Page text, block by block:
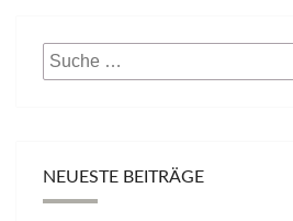
Suche
nach:
NEUESTE BEITRÄGE